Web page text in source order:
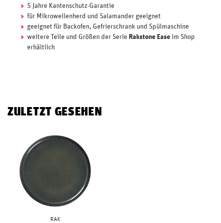
5 Jahre Kantenschutz-Garantie
für Mikrowellenherd und Salamander geeignet
geeignet für Backofen, Gefrierschrank und Spülmaschine
weitere Teile und Größen der Serie Rakstone Ease im Shop
erhältlich
ZULETZT GESEHEN
RAK